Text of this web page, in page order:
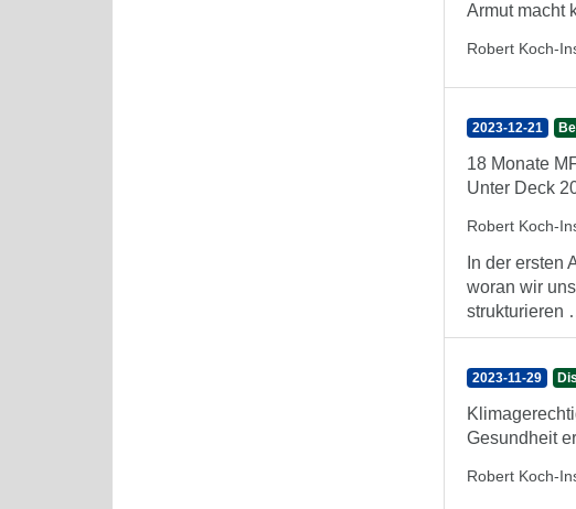
Armut macht
Robert Koch-
2023-12-21
18 Monate
Unter Deck
Robert Koch-
In der ersten
woran wir
strukturieren
2023-11-29
Gesundheit
Robert Koch-